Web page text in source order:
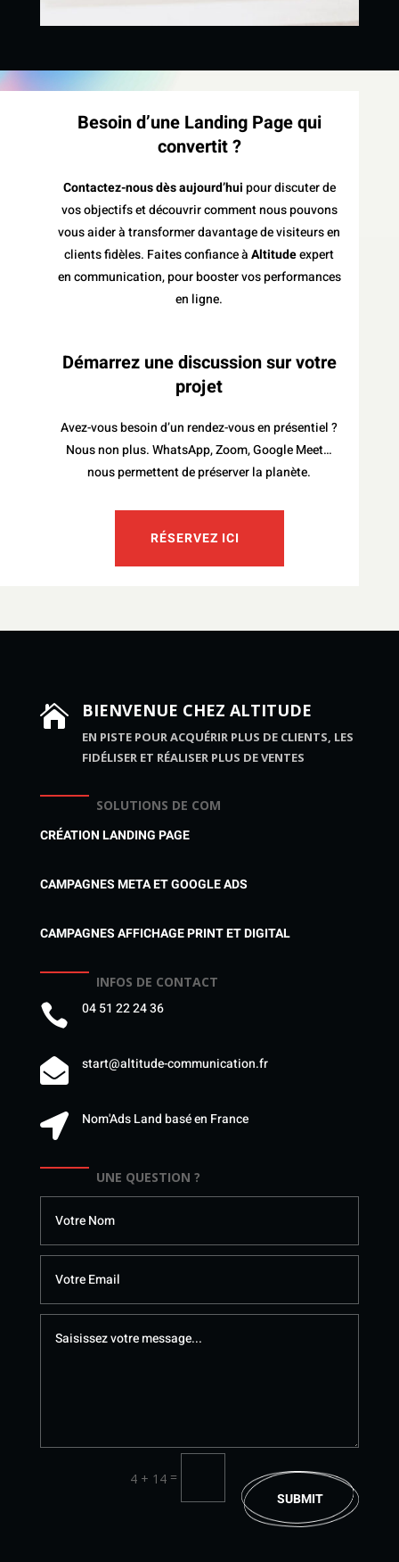
Besoin d’une Landing Page qui
convertit ?
Contactez-nous dès aujourd’huipour discuter de
vos objectifs et découvrir comment nous pouvons
vous aider à transformer davantage de visiteurs en
clients fidèles. Faites confiance àAltitudeexpert
en communication, pour booster vos performances
en ligne.
Démarrez une discussion sur votre
projet
Avez-vous besoin d’un rendez-vous en présentiel ?
Nous non plus. WhatsApp, Zoom, Google Meet…
nous permettent de préserver la planète.
RÉSERVEZ ICI
 BIENVENUE CHEZ ALTITUDE
EN PISTE POUR ACQUÉRIR PLUS DE CLIENTS, LES
FIDÉLISER ET RÉALISER PLUS DE VENTES
SOLUTIONS DE COM
CRÉATION LANDING PAGE
CAMPAGNES META ET GOOGLE ADS
CAMPAGNES AFFICHAGE PRINT ET DIGITAL
INFOS DE CONTACT
 04 51 22 24 36
 start@altitude-communication.fr
 Nom'Ads Land basé en France
UNE QUESTION ?
4 + 14 =
SUBMIT